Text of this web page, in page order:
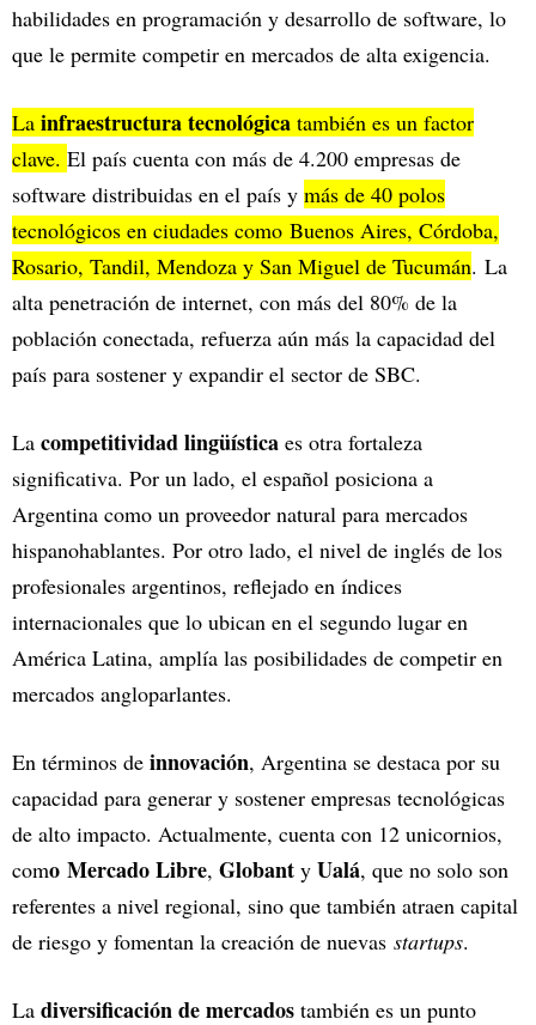
habilidades en programación y desarrollo de software, lo
que le permite competir en mercados de alta exigencia.
La infraestructura tecnológica también es un factor
clave. El país cuenta con más de 4.200 empresas de
software distribuidas en el país y más de 40 polos
tecnológicos en ciudades como Buenos Aires, Córdoba,
Rosario, Tandil, Mendoza y San Miguel de Tucumán. La
alta penetración de internet, con más del 80% de la
población conectada, refuerza aún más la capacidad del
país para sostener y expandir el sector de SBC.
La competitividad lingüística es otra fortaleza
significativa. Por un lado, el español posiciona a
Argentina como un proveedor natural para mercados
hispanohablantes. Por otro lado, el nivel de inglés de los
profesionales argentinos, reflejado en índices
internacionales que lo ubican en el segundo lugar en
América Latina, amplía las posibilidades de competir en
mercados angloparlantes.
En términos de innovación, Argentina se destaca por su
capacidad para generar y sostener empresas tecnológicas
de alto impacto. Actualmente, cuenta con 12 unicornios,
como Mercado Libre, Globant y Ualá, que no solo son
referentes a nivel regional, sino que también atraen capital
de riesgo y fomentan la creación de nuevas startups.
La diversificación de mercados también es un punto